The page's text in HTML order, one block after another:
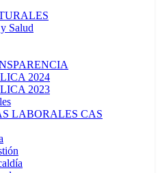
Salud
2024
2023
LABORALES CAS